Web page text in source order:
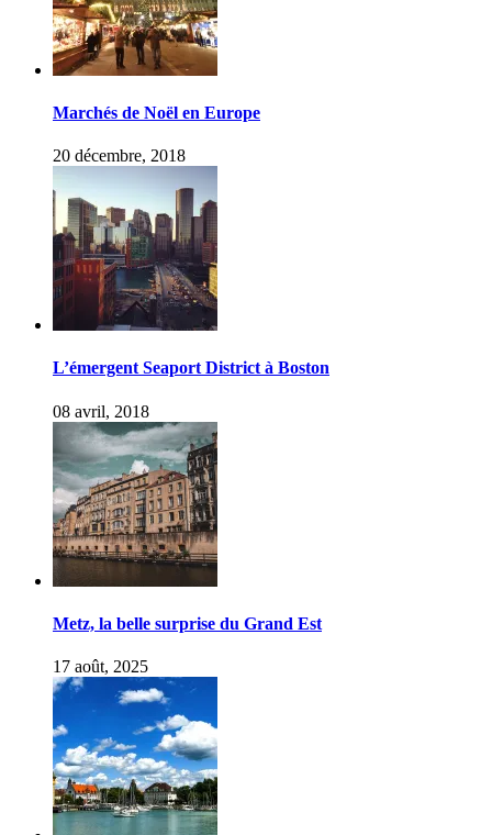
Marchés de Noël en Europe
20 décembre, 2018
L’émergent Seaport District à Boston
08 avril, 2018
Metz, la belle surprise du Grand Est
17 août, 2025